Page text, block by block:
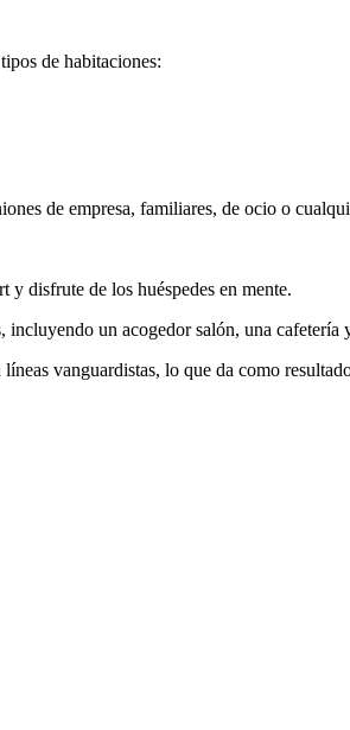
de habitaciones:
de empresa, familiares, de ocio o
disfrute de los huéspedes en mente.
un acogedor salón, una cafetería
vanguardistas, lo que da como